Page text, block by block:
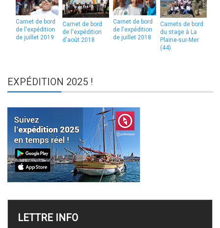
Carnet de bord
de l'expédition
de juillet 2019
Carnet de bord
de l'expédition
d'août 2018
Carnet de bord
de l'expédition
de juillet 2018
Carnets de bord
du stage à La
Plaine-sur-Mer
(44)
EXPÉDITION 2025 !
LETTRE INFO